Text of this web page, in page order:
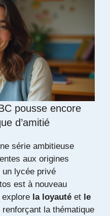
pousse encore
d’amitié
série ambitieuse
aux origines
lycée privé
est à nouveau
la loyauté et le
la thématique